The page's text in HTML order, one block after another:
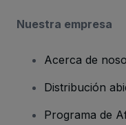
Nuestra empresa
Acerca de
Distribución
Programa de